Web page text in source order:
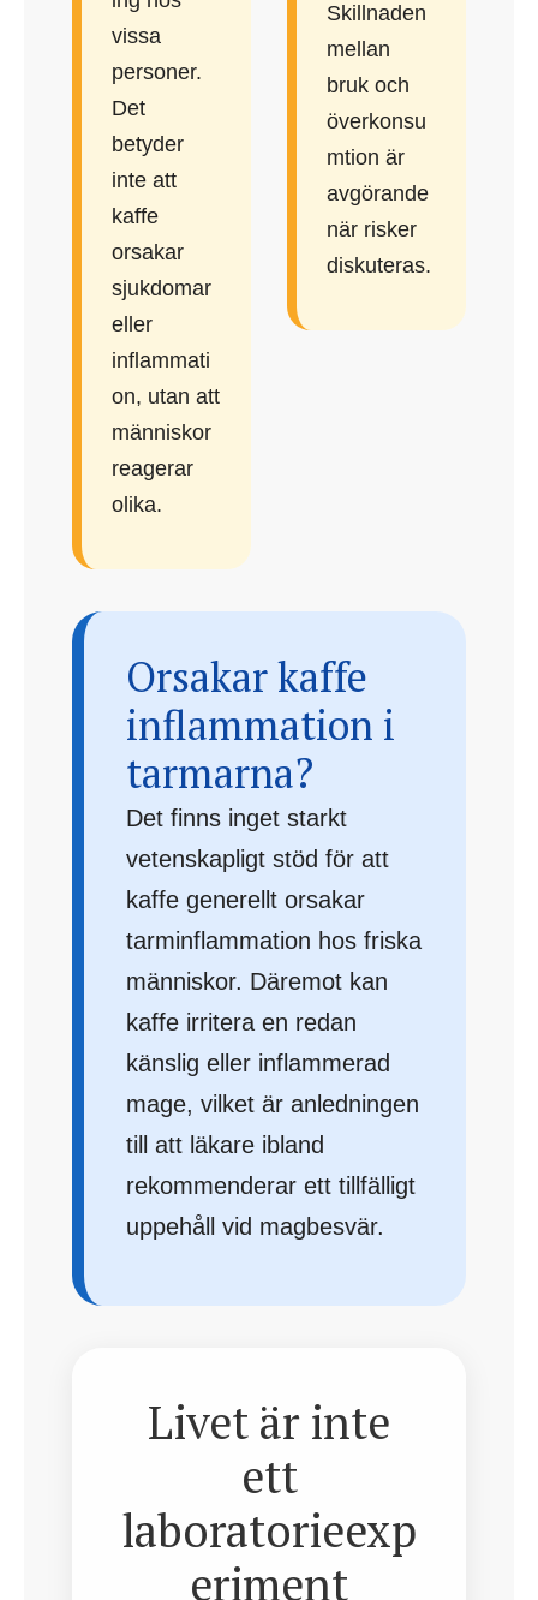
vissa
personer.
Det
betyder
inte att
kaffe
orsakar
sjukdomar
eller
inflammati
on, utan att
människor
reagerar
olika.
Skillnaden
mellan
bruk och
överkonsu
mtion är
avgörande
när risker
diskuteras.
Orsakar kaffe
inflammation i
tarmarna?
Det finns inget starkt
vetenskapligt stöd för att
kaffe generellt orsakar
tarminflammation hos friska
människor. Däremot kan
kaffe irritera en redan
känslig eller inflammerad
mage, vilket är anledningen
till att läkare ibland
rekommenderar ett tillfälligt
uppehåll vid magbesvär.
Livet är inte
ett
laboratorieexp
eriment